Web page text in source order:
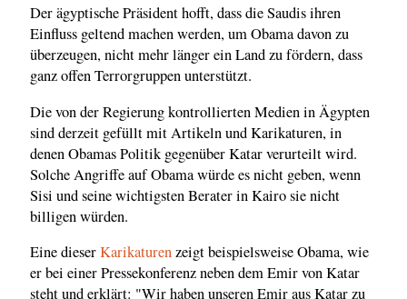
Der ägyptische Präsident hofft, dass die Saudis ihren
Einfluss geltend machen werden, um Obama davon zu
überzeugen, nicht mehr länger ein Land zu fördern, dass
ganz offen Terrorgruppen unterstützt.
Die von der Regierung kontrollierten Medien in Ägypten
sind derzeit gefüllt mit Artikeln und Karikaturen, in
denen Obamas Politik gegenüber Katar verurteilt wird.
Solche Angriffe auf Obama würde es nicht geben, wenn
Sisi und seine wichtigsten Berater in Kairo sie nicht
billigen würden.
Eine dieserKarikaturenzeigt beispielsweise Obama, wie
er bei einer Pressekonferenz neben dem Emir von Katar
steht und erklärt: "Wir haben unseren Emir aus Katar zu